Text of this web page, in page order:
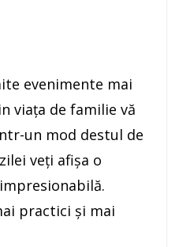
evenimente mai
viaţa de familie vă
un mod destul de
veţi afişa o
practici şi mai